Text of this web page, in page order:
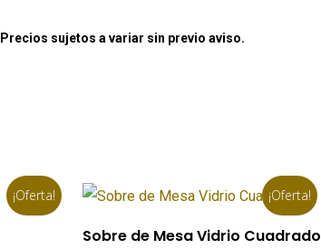
Precios sujetos a variar sin previo aviso.
¡Oferta! ¡Oferta!
Añadir Al Carrito
Sobre de Mesa Vidrio Cuadrado